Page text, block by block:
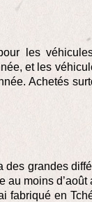
les
et les
Achetés
des grandes
au moins
fabriqué en